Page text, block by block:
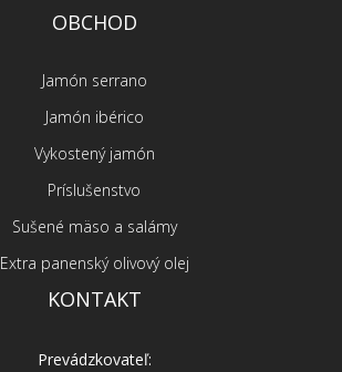
OBCHOD
Jamón serrano
Jamón ibérico
Vykostený jamón
Príslušenstvo
Sušené mäso a salámy
Extra panenský olivový olej
KONTAKT
Prevádzkovateľ: